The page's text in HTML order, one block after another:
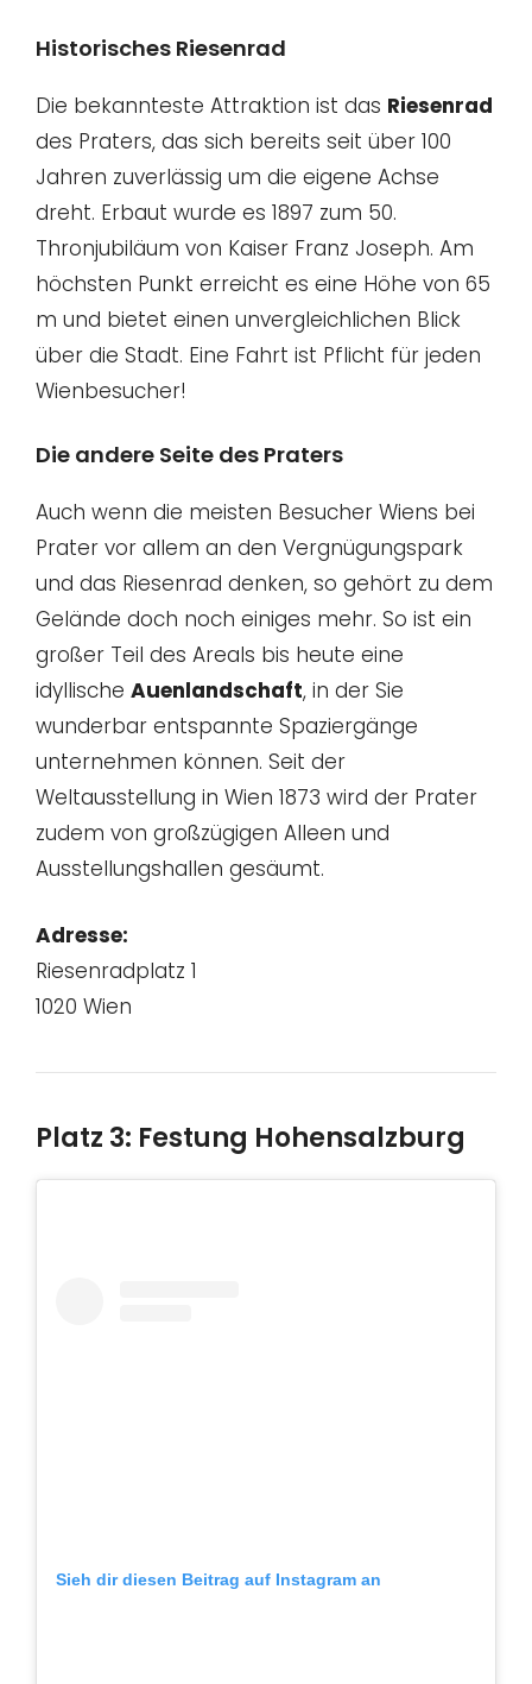
Historisches Riesenrad
Die bekannteste Attraktion ist das Riesenrad
des Praters, das sich bereits seit über 100
Jahren zuverlässig um die eigene Achse
dreht. Erbaut wurde es 1897 zum 50.
Thronjubiläum von Kaiser Franz Joseph. Am
höchsten Punkt erreicht es eine Höhe von 65
m und bietet einen unvergleichlichen Blick
über die Stadt. Eine Fahrt ist Pflicht für jeden
Wienbesucher!
Die andere Seite des Praters
Auch wenn die meisten Besucher Wiens bei
Prater vor allem an den Vergnügungspark
und das Riesenrad denken, so gehört zu dem
Gelände doch noch einiges mehr. So ist ein
großer Teil des Areals bis heute eine
idyllische Auenlandschaft, in der Sie
wunderbar entspannte Spaziergänge
unternehmen können. Seit der
Weltausstellung in Wien 1873 wird der Prater
zudem von großzügigen Alleen und
Ausstellungshallen gesäumt.
Adresse:
Riesenradplatz 1
1020 Wien
Platz 3: Festung Hohensalzburg
Sieh dir diesen Beitrag auf Instagram an